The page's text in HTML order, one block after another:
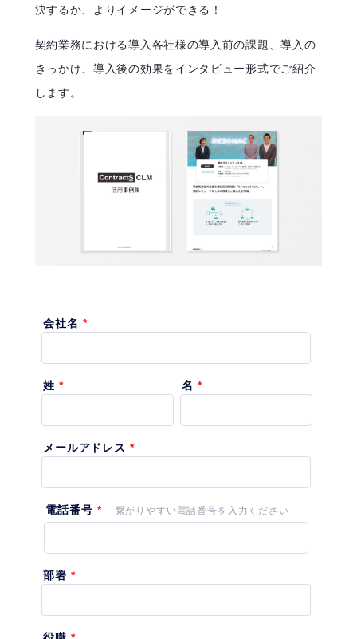
決するか、よりイメージができる！
契約業務における導入各社様の導入前の課題、導入の
きっかけ、導入後の効果をインタビュー形式でご紹介
します。